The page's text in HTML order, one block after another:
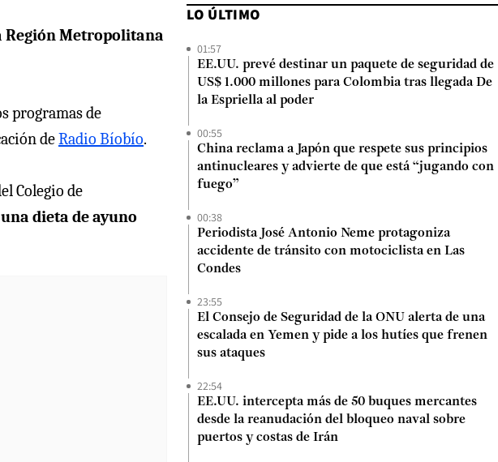
Región Metropolitana
programas de
deRadio Bíobío.
Colegio de
dieta de ayuno
LO ÚLTIMO
01:57
EE.UU. prevé destinar un paquete de seguridad de
US$ 1.000 millones para Colombia tras llegada De
la Espriella al poder
00:55
China reclama a Japón que respete sus principios
antinucleares y advierte de que está “jugando con
fuego”
00:38
Periodista José Antonio Neme protagoniza
accidente de tránsito con motociclista en Las
Condes
23:55
El Consejo de Seguridad de la ONU alerta de una
escalada en Yemen y pide a los hutíes que frenen
sus ataques
22:54
EE.UU. intercepta más de 50 buques mercantes
desde la reanudación del bloqueo naval sobre
puertos y costas de Irán